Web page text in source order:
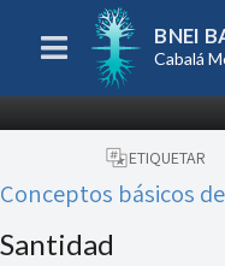
BNEI
Cabalá
ETIQUETAR
Conceptos básicos
Santidad